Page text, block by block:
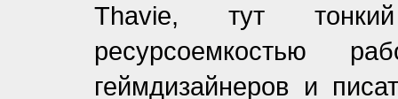
Thavie, тут
ресурсоемкостью
геймдизайнеров и